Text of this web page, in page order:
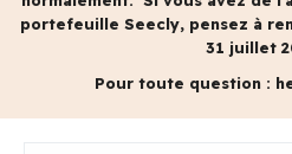
portefeuille Seecly, pensez à
31 juillet
Pour toute question :